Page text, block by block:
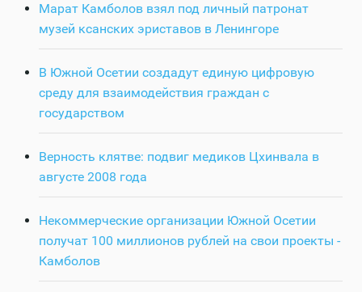
Марат Камболов взял под личный патронат
музей ксанских эриставов в Ленингоре
В Южной Осетии создадут единую цифровую
среду для взаимодействия граждан с
государством
Верность клятве: подвиг медиков Цхинвала в
августе 2008 года
Некоммерческие организации Южной Осетии
получат 100 миллионов рублей на свои проекты -
Камболов